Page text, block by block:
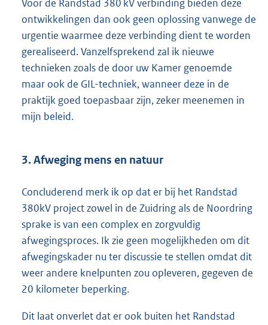
Voor de Randstad 380 kV verbinding bieden deze
ontwikkelingen dan ook geen oplossing vanwege de
urgentie waarmee deze verbinding dient te worden
gerealiseerd. Vanzelfsprekend zal ik nieuwe
technieken zoals de door uw Kamer genoemde
maar ook de GIL-techniek, wanneer deze in de
praktijk goed toepasbaar zijn, zeker meenemen in
mijn beleid.
3. Afweging mens en natuur
Concluderend merk ik op dat er bij het Randstad
380kV project zowel in de Zuidring als de Noordring
sprake is van een complex en zorgvuldig
afwegingsproces. Ik zie geen mogelijkheden om dit
afwegingskader nu ter discussie te stellen omdat dit
weer andere knelpunten zou opleveren, gegeven de
20 kilometer beperking.
Dit laat onverlet dat er ook buiten het Randstad